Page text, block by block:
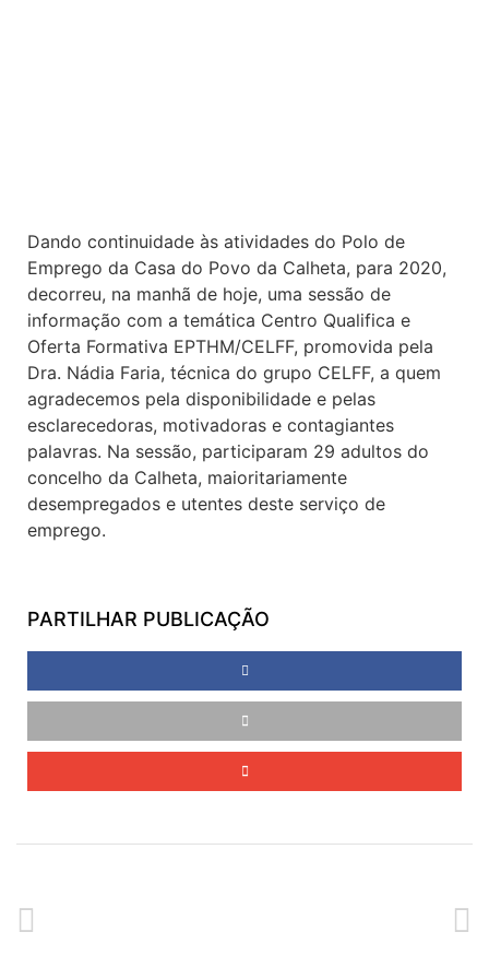
Dando continuidade às atividades do Polo de
Emprego da Casa do Povo da Calheta, para 2020,
decorreu, na manhã de hoje, uma sessão de
informação com a temática Centro Qualifica e
Oferta Formativa EPTHM/CELFF, promovida pela
Dra. Nádia Faria, técnica do grupo CELFF, a quem
agradecemos pela disponibilidade e pelas
esclarecedoras, motivadoras e contagiantes
palavras. Na sessão, participaram 29 adultos do
concelho da Calheta, maioritariamente
desempregados e utentes deste serviço de
emprego.
PARTILHAR PUBLICAÇÃO